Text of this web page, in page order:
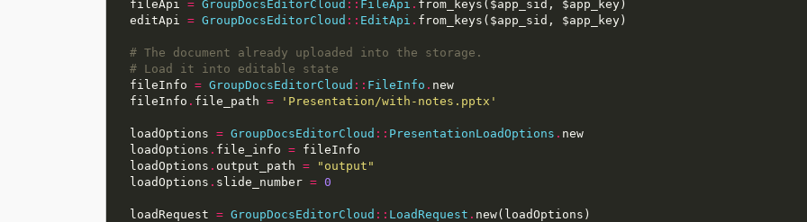
  fileApi
= GroupDocsEditorCloud :: FileApi .
  editApi
= GroupDocsEditorCloud :: EditApi .
# The document already uploaded into the storage.
# Load it into editable state
  fileInfo
= GroupDocsEditorCloud :: FileInfo .
new
  fileInfo
. file_path = 'Presentation/with-notes.pptx'
  loadOptions
= GroupDocsEditorCloud :: PresentationLoadOptions .
new
  loadOptions
. file_info =
  loadOptions
. output_path =
"output"
  loadOptions
. slide_number = 0
  loadRequest
= GroupDocsEditorCloud :: LoadRequest .